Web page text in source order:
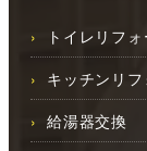
トイレリフ
キッチンリフ
給湯器交換